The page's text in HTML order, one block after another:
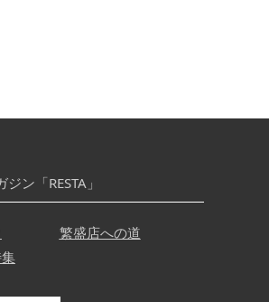
ン「RESTA」
繁盛店への道